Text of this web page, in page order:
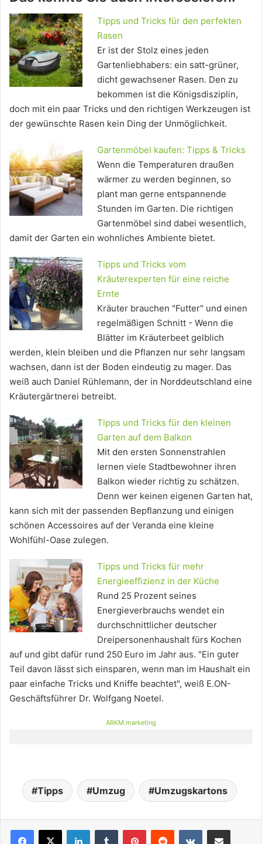
Tipps und Tricks für den perfekten
Rasen
Er ist der Stolz eines jeden
Gartenliebhabers: ein satt-grüner,
dicht gewachsener Rasen. Den zu
bekommen ist die Königsdisziplin,
doch mit ein paar Tricks und den richtigen Werkzeugen ist
der gewünschte Rasen kein Ding der Unmöglichkeit.
Gartenmöbel kaufen: Tipps & Tricks
Wenn die Temperaturen draußen
wärmer zu werden beginnen, so
plant man gerne entspannende
Stunden im Garten. Die richtigen
Gartenmöbel sind dabei wesentlich,
damit der Garten ein wohnliches Ambiente bietet.
Tipps und Tricks vom
Kräuterexperten für eine reiche
Ernte
Kräuter brauchen "Futter" und einen
regelmäßigen Schnitt - Wenn die
Blätter im Kräuterbeet gelblich
werden, klein bleiben und die Pflanzen nur sehr langsam
wachsen, dann ist der Boden eindeutig zu mager. Das
weiß auch Daniel Rühlemann, der in Norddeutschland eine
Kräutergärtnerei betreibt.
Tipps und Tricks für den kleinen
Garten auf dem Balkon
Mit den ersten Sonnenstrahlen
lernen viele Stadtbewohner ihren
Balkon wieder richtig zu schätzen.
Denn wer keinen eigenen Garten hat,
kann sich mit der passenden Bepflanzung und einigen
schönen Accessoires auf der Veranda eine kleine
Wohlfühl-Oase zulegen.
Tipps und Tricks für mehr
Energieeffizienz in der Küche
Rund 25 Prozent seines
Energieverbrauchs wendet ein
durchschnittlicher deutscher
Dreipersonenhaushalt fürs Kochen
auf und gibt dafür rund 250 Euro im Jahr aus. "Ein guter
Teil davon lässt sich einsparen, wenn man im Haushalt ein
paar einfache Tricks und Kniffe beachtet", weiß E.ON-
Geschäftsführer Dr. Wolfgang Noetel.
ARKM.marketing
Tipps Umzug Umzugskartons